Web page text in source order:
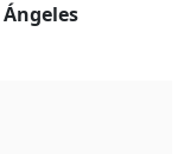
Ángeles